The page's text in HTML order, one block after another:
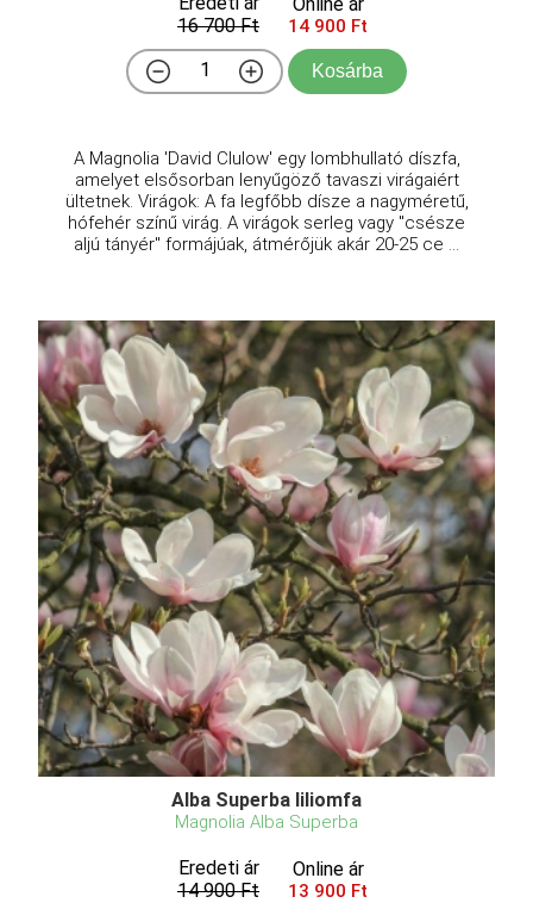
16 700 Ft
14 900 Ft
Kosárba
A Magnolia 'David Clulow' egy lombhullató díszfa,
amelyet elsősorban lenyűgöző tavaszi virágaiért
ültetnek. Virágok: A fa legfőbb dísze a nagyméretű,
hófehér színű virág. A virágok serleg vagy "csésze
aljú tányér" formájúak, átmérőjük akár 20-25 ce ...
Alba Superba liliomfa
Magnolia Alba Superba
Eredeti ár
14 900 Ft
Online ár
13 900 Ft